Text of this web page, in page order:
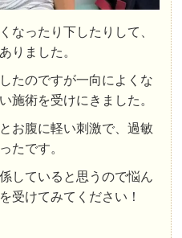
なったり下したりして、
りました。
たのですが一向によくな
施術を受けにきました。
お腹に軽い刺激で、過敏
たです。
していると思うので悩ん
受けてみてください！